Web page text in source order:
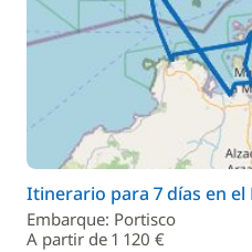
Itinerario para 7 días en el
Embarque: Portisco
A partir de 1 120 €